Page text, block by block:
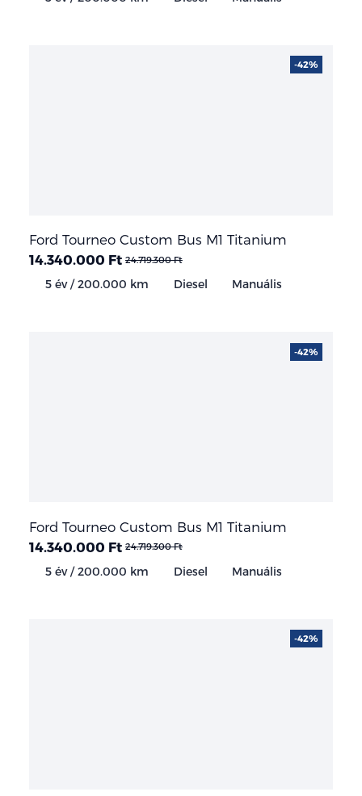
Ford Tourneo Custom Bus M1 Titanium
14.340.000 Ft 24.719.300 Ft
5 év / 200.000 km Diesel Manuális
-42%
Ford Tourneo Custom Bus M1 Titanium
14.340.000 Ft 24.719.300 Ft
5 év / 200.000 km Diesel Manuális
-42%
-42%